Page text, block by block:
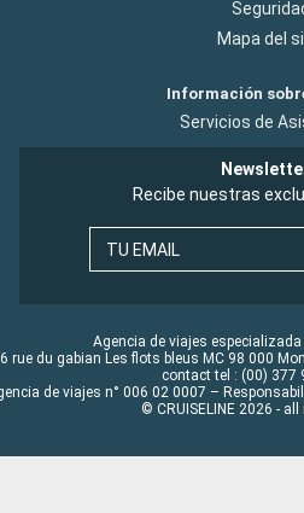
Mapa del
Información
Servicios de
Recibe nuestras
TU EMAIL
Agencia de viajes especializada
rue du gabian Les flots bleus MC 98 000
contact tel : (00) 377
de viajes n° 006 02 0007 –
© CRUISELINE 2026 -